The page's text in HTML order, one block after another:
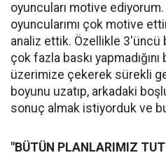
oyuncuları motive
oyuncularımı çok motive
analiz ettik. Özellikle 3'üncü
çok fazla baskı
üzerimize çekerek sürekli
boyunu uzatıp, arkadaki
sonuç almak istiyorduk ve
"BÜTÜN PLANLARIMIZ